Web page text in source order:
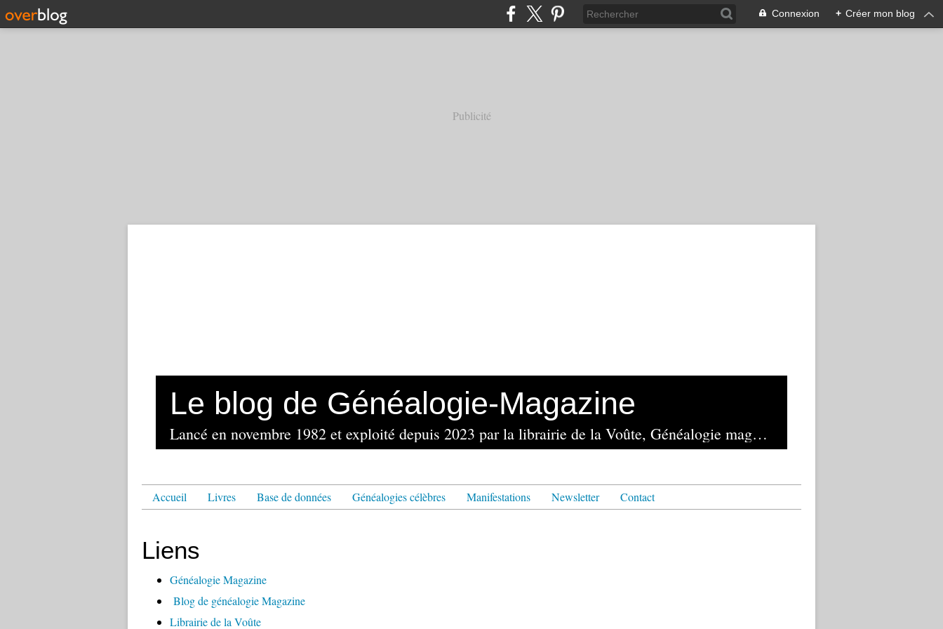
Connexion + Créer mon blog
Publicité
Le blog de Généalogie-Magazine
Lancé en novembre 1982 et exploité depuis 2023 par la librairie de la Voûte, Généalogie magazine reste le seul mensuel français de généalogie
Accueil Livres Base de données Généalogies célèbres Manifestations Newsletter Contact
Liens
Généalogie Magazine
Blog de généalogie Magazine
Librairie de la Voûte